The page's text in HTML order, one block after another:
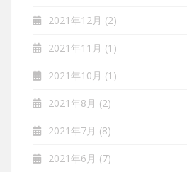
2021年12月 (2)
2021年11月 (1)
2021年10月 (1)
2021年8月 (2)
2021年7月 (8)
2021年6月 (7)